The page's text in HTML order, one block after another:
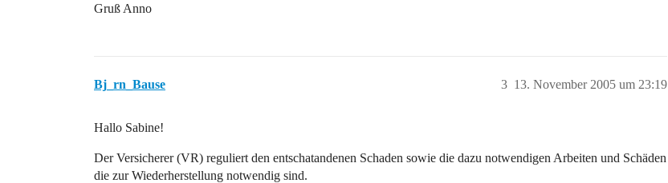
Gruß Anno
Bj_rn_Bause 13. November 2005 um 23:19
3
Hallo Sabine!
Der Versicherer (VR) reguliert den entschatandenen Schaden sowie die dazu notwendigen Arbeiten und Schäden
die zur Wiederherstellung notwendig sind.